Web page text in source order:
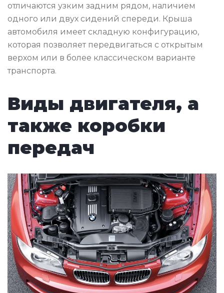
отличаются узким задним рядом, наличием
одного или двух сидений спереди. Крыша
автомобиля имеет складную конфигурацию,
которая позволяет передвигаться с открытым
верхом или в более классическом варианте
транспорта.
Виды двигателя, а
также коробки
передач